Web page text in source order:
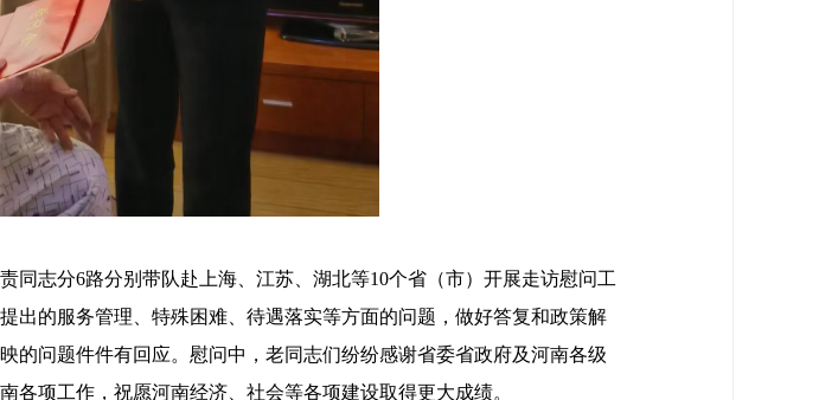
志分6路分别带队赴上海、江苏、湖北等10个省（市）开展走访慰问工
出的服务管理、特殊困难、待遇落实等方面的问题，做好答复和政策解
的问题件件有回应。慰问中，老同志们纷纷感谢省委省政府及河南各级
项工作，祝愿河南经济、社会等各项建设取得更大成绩。